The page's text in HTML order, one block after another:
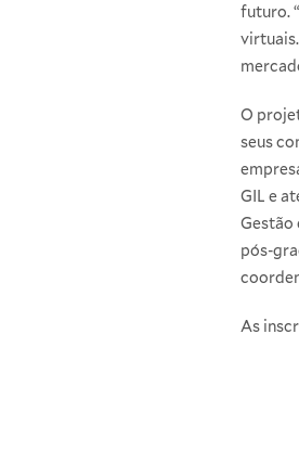
futuro.
O
seus
GIL e
Gestão
pós-
As